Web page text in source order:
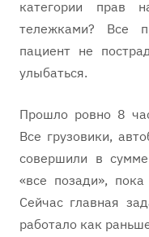
категории прав
тележками? Все
пациент не
улыбаться.
Прошло ровно 8
Все грузовики,
совершили в
«все позади»,
Сейчас главная
работало как